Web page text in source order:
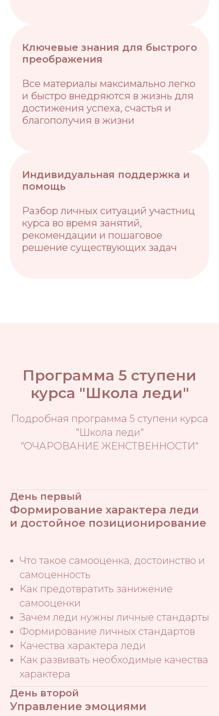
Ключевые знания для быстрого
преображения
Все материалы максимально легко
и быстро внедряются в жизнь для
достижения успеха, счастья и
благополучия в жизни
Индивидуальная поддержка и
помощь
Разбор личных ситуаций участниц
курса во время занятий,
рекомендации и пошаговое
решение существующих задач
Программа 5 ступени
курса "Школа леди"
Подробная программа 5 ступени курса
"Школа леди"
"ОЧАРОВАНИЕ ЖЕНСТВЕННОСТИ"
День первый
Формирование характера леди
и достойное позиционирование
Что такое самооценка, достоинство и
самоценность
Как предотвратить занижение
самооценки
Зачем леди нужны личные стандарты
Формирование личных стандартов
Качества характера леди
Как развивать необходимые качества
характера
День второй
Управление эмоциями